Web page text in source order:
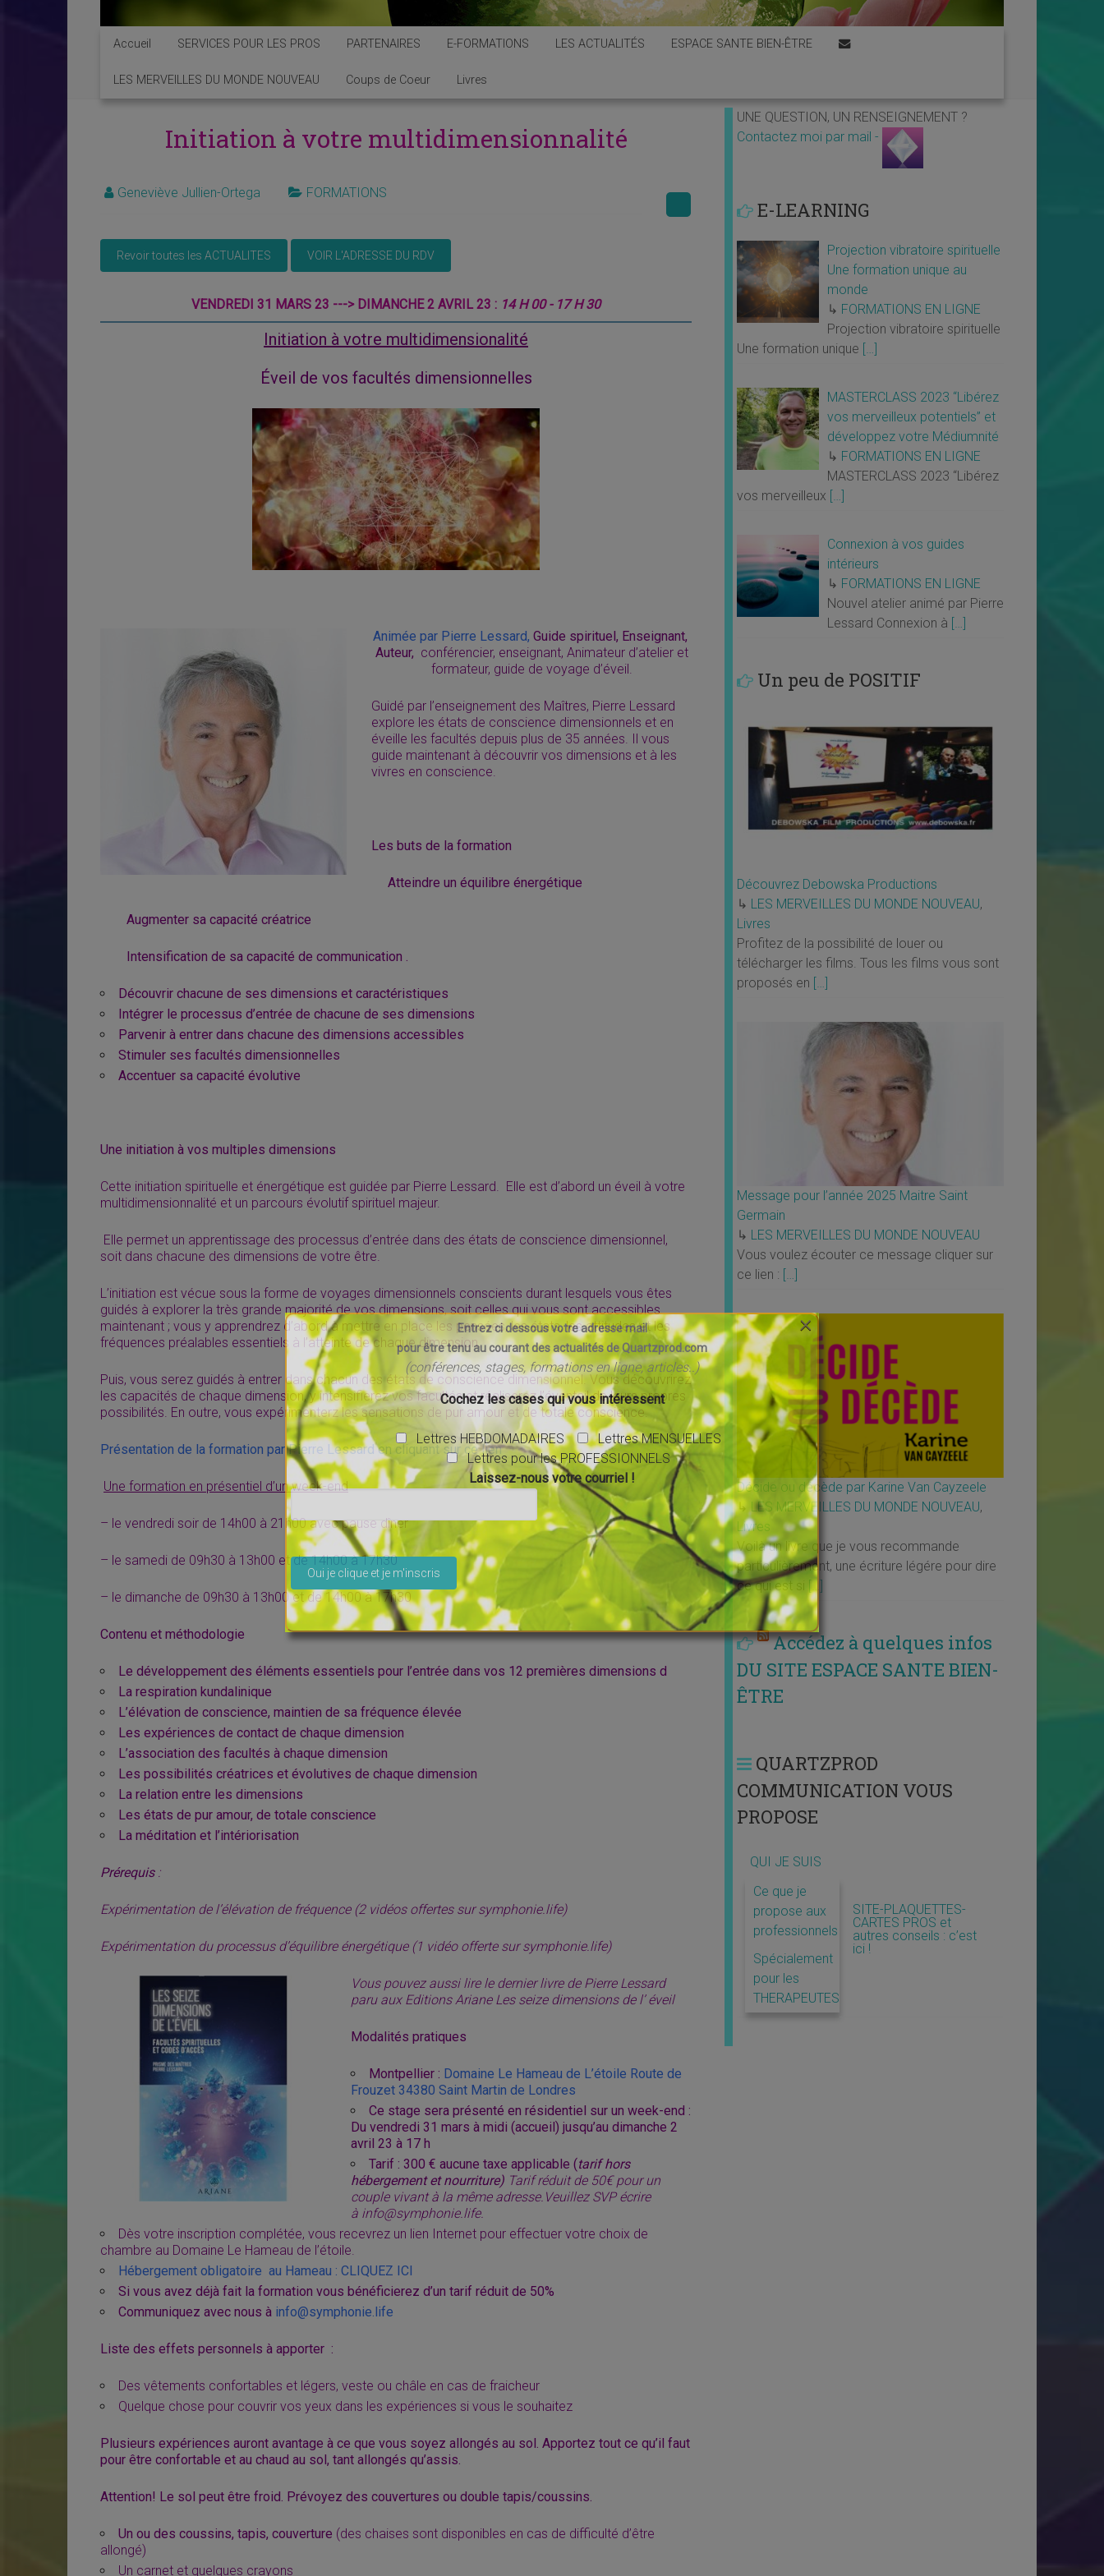
Accueil SERVICES POUR LES PROS PARTENAIRES E-FORMATIONS LES ACTUALITÉS ESPACE SANTE BIEN-ÊTRE
LES MERVEILLES DU MONDE NOUVEAU Coups de Coeur Livres
Initiation à votre multidimensionnalité
Geneviève Jullien-Ortega FORMATIONS
VENDREDI 31 MARS 23 ---> DIMANCHE 2 AVRIL 23 : 14 H 00 - 17 H 30
Initiation à votre multidimensionalité
Éveil de vos facultés dimensionnelles
Animée par Pierre Lessard, Guide spirituel, Enseignant,
Auteur, conférencier, enseignant, Animateur d’atelier et
formateur, guide de voyage d’éveil.
Guidé par l’enseignement des Maîtres, Pierre Lessard
explore les états de conscience dimensionnels et en
éveille les facultés depuis plus de 35 années. Il vous
guide maintenant à découvrir vos dimensions et à les
vivres en conscience.
Les buts de la formation
Atteindre un équilibre énergétique
Augmenter sa capacité créatrice
Intensification de sa capacité de communication .
Découvrir chacune de ses dimensions et caractéristiques
Intégrer le processus d’entrée de chacune de ses dimensions
Parvenir à entrer dans chacune des dimensions accessibles
Stimuler ses facultés dimensionnelles
Accentuer sa capacité évolutive
Une initiation à vos multiples dimensions
Cette initiation spirituelle et énergétique est guidée par Pierre Lessard. Elle est d’abord un éveil à votre
multidimensionnalité et un parcours évolutif spirituel majeur.
Elle permet un apprentissage des processus d’entrée dans des états de conscience dimensionnel,
soit dans chacune des dimensions de votre être.
L’initiation est vécue sous la forme de voyages dimensionnels conscients durant lesquels vous êtes
guidés à explorer la très grande majorité de vos dimensions, soit celles qui vous sont accessibles
maintenant ; vous y apprendrez d’abord à mettre en place les pensées, les états, les attitudes et les
fréquences préalables essentiels à l’atteinte de chaque dimension.
Puis, vous serez guidés à entrer dans chacun des états de conscience dimensionnel. Vous découvrirez
les capacités de chaque dimension, y intensifierez vos facultés et réaliserez l’éventail de leurs propres
possibilités. En outre, vous expérimenterz les sensations de pur amour et de totale conscience.
Présentation de la formation par Pierre Lessard en cliquant sur ce lien
Une formation en présentiel d’un week-end
– le vendredi soir de 14h00 à 21h00 avec pause dîner
– le samedi de 09h30 à 13h00 et de 14h00 à 17h30
– le dimanche de 09h30 à 13h00 et de 14h00 à 17h30
Contenu et méthodologie
Le développement des éléments essentiels pour l’entrée dans vos 12 premières dimensions d
La respiration kundalinique
L’élévation de conscience, maintien de sa fréquence élevée
Les expériences de contact de chaque dimension
L’association des facultés à chaque dimension
Les possibilités créatrices et évolutives de chaque dimension
La relation entre les dimensions
Les états de pur amour, de totale conscience
La méditation et l’intériorisation
Prérequis:
Expérimentation de l’élévation de fréquence (2 vidéos offertes sur symphonie.life)
Expérimentation du processus d’équilibre énergétique (1 vidéo offerte sur symphonie.life)
Vous pouvez aussi lire le dernier livre de Pierre Lessard
paru aux Editions Ariane Les seize dimensions de l’ éveil
Modalités pratiques
Montpellier : Domaine Le Hameau de L’étoile Route de
Frouzet 34380 Saint Martin de Londres
Ce stage sera présenté en résidentiel sur un week-end :
Du vendredi 31 mars à midi (accueil) jusqu’au dimanche 2
avril 23 à 17 h
Tarif : 300 € aucune taxe applicable (tarif hors
hébergement et nourriture) Tarif réduit de 50€ pour un
couple vivant à la même adresse.Veuillez SVP écrire
à info@symphonie.life.
Dès votre inscription complétée, vous recevrez un lien Internet pour effectuer votre choix de
chambre au Domaine Le Hameau de l’étoile.
Hébergement obligatoire au Hameau : CLIQUEZ ICI
Si vous avez déjà fait la formation vous bénéficierez d’un tarif réduit de 50%
Communiquez avec nous à info@symphonie.life
Liste des effets personnels à apporter :
Des vêtements confortables et légers, veste ou châle en cas de fraicheur
Quelque chose pour couvrir vos yeux dans les expériences si vous le souhaitez
Plusieurs expériences auront avantage à ce que vous soyez allongés au sol. Apportez tout ce qu’il faut
pour être confortable et au chaud au sol, tant allongés qu’assis.
Attention! Le sol peut être froid. Prévoyez des couvertures ou double tapis/coussins.
Un ou des coussins, tapis, couverture (des chaises sont disponibles en cas de difficulté d’être
allongé)
Un carnet et quelques crayons
UNE QUESTION, UN RENSEIGNEMENT ?
Contactez moi par mail -
E-LEARNING
Projection vibratoire spirituelle
Une formation unique au
monde
↳ FORMATIONS EN LIGNE
Projection vibratoire spirituelle
Une formation unique […]
MASTERCLASS 2023 “Libérez
vos merveilleux potentiels” et
développez votre Médiumnité
↳ FORMATIONS EN LIGNE
MASTERCLASS 2023 “Libérez
vos merveilleux […]
Connexion à vos guides
intérieurs
↳ FORMATIONS EN LIGNE
Nouvel atelier animé par Pierre
Lessard Connexion à […]
Un peu de POSITIF
Découvrez Debowska Productions
↳ LES MERVEILLES DU MONDE NOUVEAU,
Livres
Profitez de la possibilité de louer ou
télécharger les films. Tous les films vous sont
proposés en […]
Message pour l’année 2025 Maitre Saint
Germain
↳ LES MERVEILLES DU MONDE NOUVEAU
Vous voulez écouter ce message cliquer sur
ce lien : […]
Décide ou décède par Karine Van Cayzeele
↳ LES MERVEILLES DU MONDE NOUVEAU,
Livres
Voilà un livre que je vous recommande
particulièrement, une écriture légére pour dire
ce qui est si […]
Accédez à quelques infos
DU SITE ESPACE SANTE BIEN-
ÊTRE
QUARTZPROD
COMMUNICATION VOUS
PROPOSE
QUI JE SUIS
Ce que je
propose aux
professionnels
Spécialement
pour les
THERAPEUTES
SITE-PLAQUETTES-
CARTES PROS et
autres conseils : c’est
ici !
Entrez ci dessous votre adresse mail
pour être tenu au courant des actualités de Quartzprod.com
(conférences, stages, formations en ligne, articles..)
Cochez les cases qui vous intéressent
Lettres HEBDOMADAIRES
Lettres MENSUELLES
Lettres pour les PROFESSIONNELS
Laissez-nous votre courriel !
Veuillez laisser ce champ vide.
×